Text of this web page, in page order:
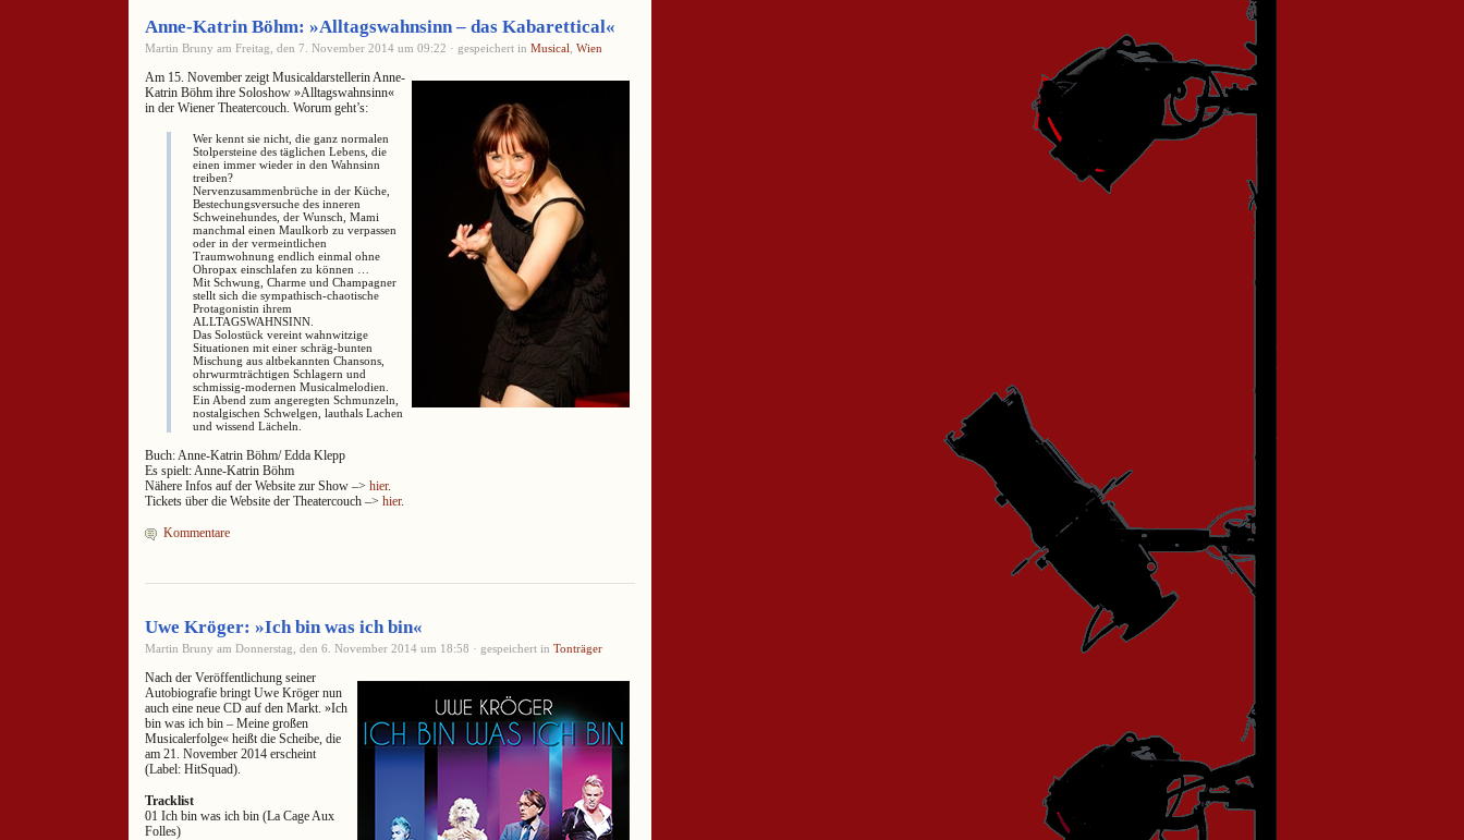
Anne-Katrin Böhm: »Alltagswahnsinn – das Kabarettical«
Martin Bruny am Freitag, den 7. November 2014 um 09:22 · gespeichert in Musical Wien
Am 15. November zeigt Musicaldarstellerin Anne-
Katrin Böhm ihre Soloshow »Alltagswahnsinn«
in der Wiener Theatercouch. Worum geht’s:
Wer kennt sie nicht, die ganz normalen
Stolpersteine des täglichen Lebens, die
einen immer wieder in den Wahnsinn
treiben?
Nervenzusammenbrüche in der Küche,
Bestechungsversuche des inneren
Schweinehundes, der Wunsch, Mami
manchmal einen Maulkorb zu verpassen
oder in der vermeintlichen
Traumwohnung endlich einmal ohne
Ohropax einschlafen zu können …
Mit Schwung, Charme und Champagner
stellt sich die sympathisch-chaotische
Protagonistin ihrem
ALLTAGSWAHNSINN.
Das Solostück vereint wahnwitzige
Situationen mit einer schräg-bunten
Mischung aus altbekannten Chansons,
ohrwurmträchtigen Schlagern und
schmissig-modernen Musicalmelodien.
Ein Abend zum angeregten Schmunzeln,
nostalgischen Schwelgen, lauthals Lachen
und wissend Lächeln.
Buch: Anne-Katrin Böhm/ Edda Klepp
Es spielt: Anne-Katrin Böhm
Nähere Infos auf der Website zur Show –> hier.
Tickets über die Website der Theatercouch –> hier.
Kommentare
Uwe Kröger: »Ich bin was ich bin«
Martin Bruny am Donnerstag, den 6. November 2014 um 18:58 · gespeichert in Tonträger
Nach der Veröffentlichung seiner
Autobiografie bringt Uwe Kröger nun
auch eine neue CD auf den Markt. »Ich
bin was ich bin – Meine großen
Musicalerfolge« heißt die Scheibe, die
am 21. November 2014 erscheint
(Label: HitSquad).
Tracklist
01 Ich bin was ich bin (La Cage Aux
Folles)